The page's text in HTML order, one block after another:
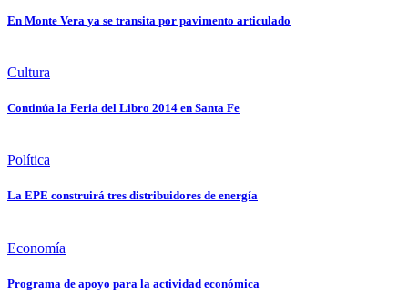
En Monte Vera ya se transita por pavimento articulado
Cultura
Continúa la Feria del Libro 2014 en Santa Fe
Política
La EPE construirá tres distribuidores de energía
Economía
Programa de apoyo para la actividad económica